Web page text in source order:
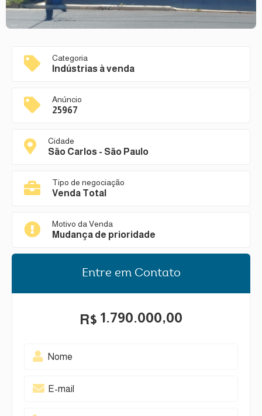
Categoria
Indústrias à venda
Anúncio
25967
Cidade
São Carlos - São Paulo
Tipo de negociação
Venda Total
Motivo da Venda
Mudança de prioridade
Entre em Contato
R$ 1.790.000,00